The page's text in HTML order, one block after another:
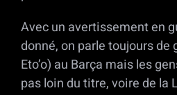
Avec un avertissement en
donné, on parle toujours de
Eto’o) au Barça mais les
pas loin du titre, voire de la